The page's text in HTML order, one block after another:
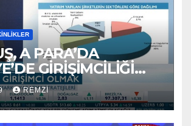
A PARA’DA
GİRİŞİMCİLİĞİ
REMZI